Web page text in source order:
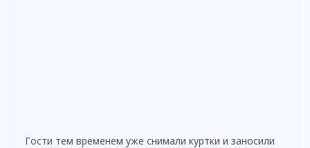
Гости тем временем уже снимали куртки и заносили